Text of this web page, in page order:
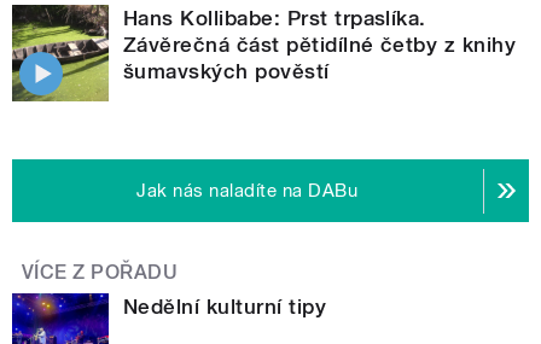
Hans Kollibabe: Prst trpaslíka.
Závěrečná část pětidílné četby z knihy
šumavských pověstí
Jak nás naladíte na DABu
VÍCE Z POŘADU
Nedělní kulturní tipy